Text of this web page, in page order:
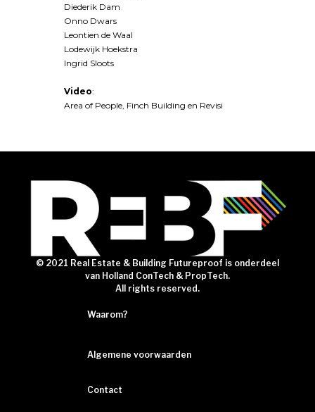
Diederik Dam
Onno Dwars
Leontien de Waal
Lodewijk Hoekstra
Ingrid Sloots
Video:
Area of People, Finch Building en Revisi
© 2021 Real Estate & Building Futureproof is onderdeel
van Holland ConTech & PropTech.
All rights reserved.
Waarom?
Contact
Algemene voorwaarden